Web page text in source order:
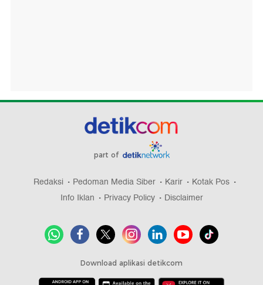
part of
Redaksi Pedoman Media Siber Karir
Kotak Pos
Info Iklan
Privacy Policy Disclaimer
Download aplikasi detikcom